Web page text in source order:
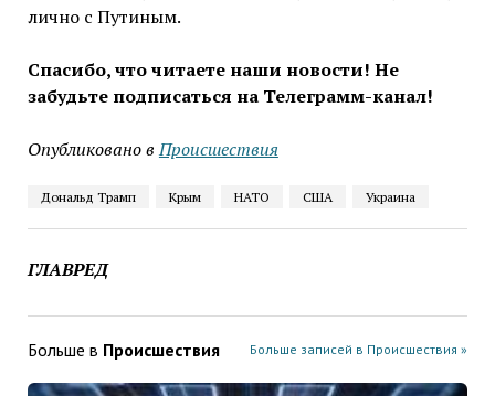
лично с Путиным.
Спасибо, что читаете наши новости! Не
забудьте подписаться на Телеграмм-канал!
Опубликовано в Проиcшествия
Дональд Трамп Крым НАТО США Украина
ГЛАВРЕД
Больше в Проиcшествия Больше записей в Проиcшествия »